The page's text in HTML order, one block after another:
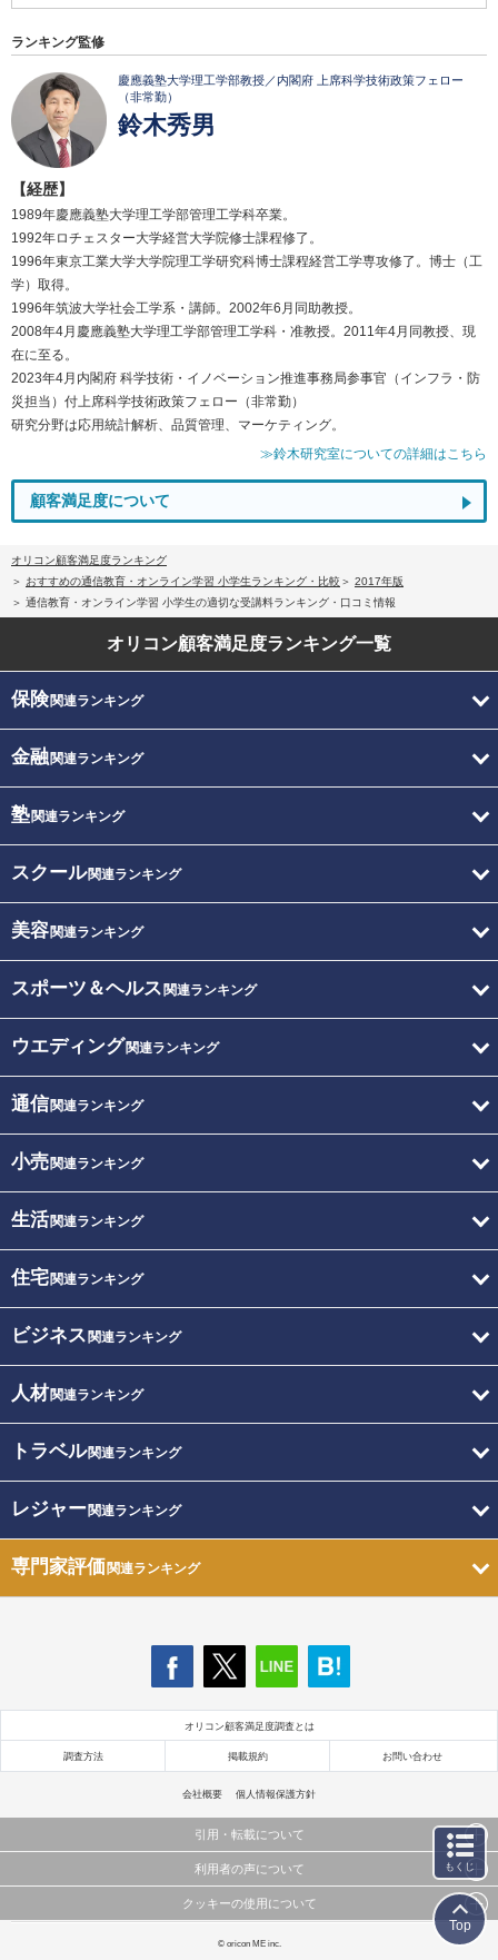
ランキング監修
慶應義塾大学理工学部教授／内閣府 上席科学技術政策フェロー
（非常勤）
鈴木秀男
【経歴】
1989年慶應義塾大学理工学部管理工学科卒業。
1992年ロチェスター大学経営大学院修士課程修了。
1996年東京工業大学大学院理工学研究科博士課程経営工学専攻修了。博士（工
学）取得。
1996年筑波大学社会工学系・講師。2002年6月同助教授。
2008年4月慶應義塾大学理工学部管理工学科・准教授。2011年4月同教授、現
在に至る。
2023年4月内閣府 科学技術・イノベーション推進事務局参事官（インフラ・防
災担当）付上席科学技術政策フェロー（非常勤）
研究分野は応用統計解析、品質管理、マーケティング。
≫鈴木研究室についての詳細はこちら
顧客満足度について
オリコン顧客満足度ランキング
おすすめの通信教育・オンライン学習 小学生ランキング・比較
2017年版
通信教育・オンライン学習 小学生の適切な受講料ランキング・口コミ情報
オリコン顧客満足度ランキング一覧
保険関連ランキング
金融関連ランキング
塾関連ランキング
スクール関連ランキング
美容関連ランキング
スポーツ＆ヘルス 関連ランキング
ウエディング関連ランキング
通信関連ランキング
小売関連ランキング
生活関連ランキング
住宅関連ランキング
ビジネス 関連ランキング
人材関連ランキング
トラベル関連ランキング
レジャー関連ランキング
専門家評価関連ランキング
オリコン顧客満足度調査とは
調査方法 掲載規約 お問い合わせ
会社概要 個人情報保護方針
引用・転載について
当サイトで公開されている情報（文字、写真、イラスト、画像データ等）及びこれらの配置・
これらの情報を権利者の許可なく無断転載・複製などの二次利用を行うことは固く禁じており
利用者の声について
当サイトに掲載している内容はすべてサービスの利用者が提出された見解・感想です。
弊社の見解・ 意見ではないことをご理解いただいた上でご覧ください。
クッキーの使用について
このサイトでは Cookie を使用して、ユーザーに合わせたコンテンツや広告の表示、ソーシャル
© oricon ME inc.
もくじ
Top